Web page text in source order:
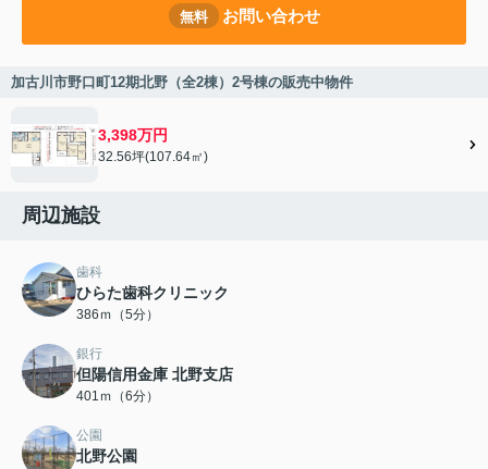
無料 お問い合わせ
加古川市野口町12期北野（全2棟）2号棟の販売中物件
3,398万円
32.56坪(107.64㎡)
周辺施設
歯科
ひらた歯科クリニック
386ｍ（5分）
銀行
但陽信用金庫 北野支店
401ｍ（6分）
公園
北野公園